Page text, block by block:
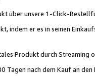
über unsere 1-Click-
indem er es in seinen
Produkt durch Streaming
nach dem Kauf an